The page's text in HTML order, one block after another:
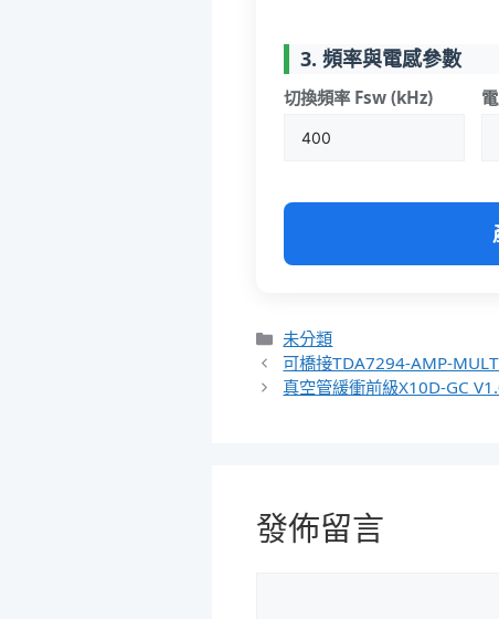
3. 頻率與電感參數
切換頻率 Fsw (kHz)
分
類
未分類
可橋接TDA7294-AMP-
真空管緩衝前級X10D-GC
發佈留言